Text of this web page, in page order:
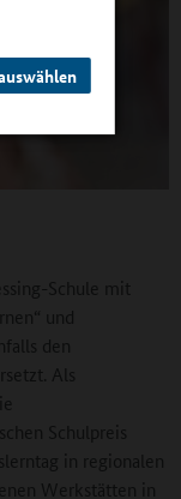
Schule mit
und
den
Als
Schulpreis
in regionalen
Werkstätten in